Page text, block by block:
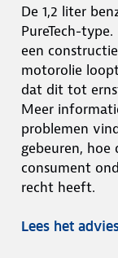
De 1,2 liter
PureTech-
een
motorolie
dat dit tot
Meer
problemen
gebeuren, hoe
consument
recht heeft.
Lees het